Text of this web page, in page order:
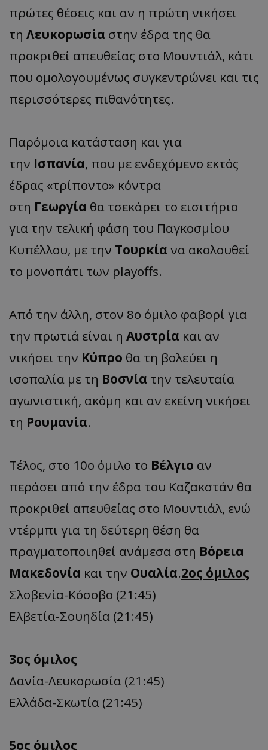
πρώτες θέσεις και αν η πρώτη νικήσει
τη Λευκορωσία στην έδρα της θα
προκριθεί απευθείας στο Μουντιάλ, κάτι
που ομολογουμένως συγκεντρώνει και τις
περισσότερες πιθανότητες.
Παρόμοια κατάσταση και για
την Ισπανία, που με ενδεχόμενο εκτός
έδρας «τρίποντο» κόντρα
στη Γεωργία θα τσεκάρει το εισιτήριο
για την τελική φάση του Παγκοσμίου
Κυπέλλου, με την Τουρκία να ακολουθεί
το μονοπάτι των playoffs.
Από την άλλη, στον 8ο όμιλο φαβορί για
την πρωτιά είναι η Αυστρία και αν
νικήσει την Κύπρο θα τη βολεύει η
ισοπαλία με τη Βοσνία την τελευταία
αγωνιστική, ακόμη και αν εκείνη νικήσει
τη Ρουμανία.
Τέλος, στο 10ο όμιλο το Βέλγιο αν
περάσει από την έδρα του Καζακστάν θα
προκριθεί απευθείας στο Μουντιάλ, ενώ
ντέρμπι για τη δεύτερη θέση θα
πραγματοποιηθεί ανάμεσα στη Βόρεια
Μακεδονία και την Ουαλία.2ος όμιλος
Σλοβενία-Κόσοβο (21:45)
Ελβετία-Σουηδία (21:45)
3ος όμιλος
Δανία-Λευκορωσία (21:45)
Ελλάδα-Σκωτία (21:45)
5ος όμιλος